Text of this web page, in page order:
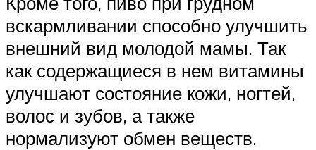
вскармливании способно улучшить
внешний вид молодой мамы. Так
как содержащиеся в нем витамины
улучшают состояние кожи, ногтей,
волос и зубов, а также
нормализуют обмен веществ.